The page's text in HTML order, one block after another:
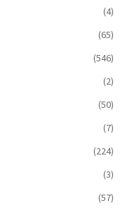
(4)
(65)
(546)
(2)
(50)
(7)
(224)
(3)
(57)